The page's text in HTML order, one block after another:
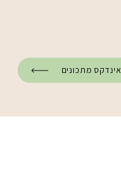
אינדקס מתכונים